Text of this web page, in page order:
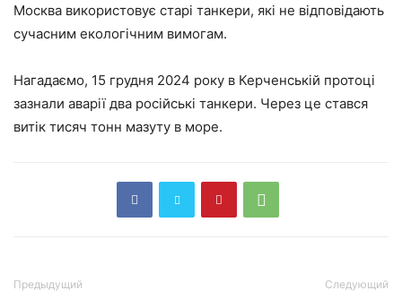
Москва використовує старі танкери, які не відповідають
сучасним екологічним вимогам.
Нагадаємо, 15 грудня 2024 року в Керченській протоці
зазнали аварії два російські танкери. Через це стався
витік тисяч тонн мазуту в море.
Предыдущий Следующий